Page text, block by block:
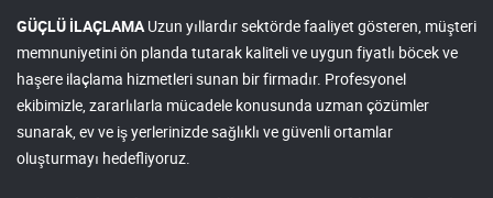
GÜÇLÜ İLAÇLAMAUzun yıllardır sektörde faaliyet gösteren, müşteri
memnuniyetini ön planda tutarak kaliteli ve uygun fiyatlı böcek ve
haşere ilaçlama hizmetleri sunan bir firmadır. Profesyonel
ekibimizle, zararlılarla mücadele konusunda uzman çözümler
sunarak, ev ve iş yerlerinizde sağlıklı ve güvenli ortamlar
oluşturmayı hedefliyoruz.